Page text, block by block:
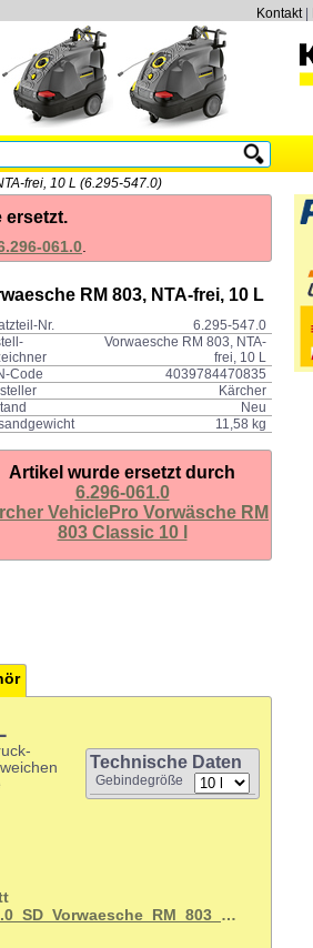
Kontakt|
frei, 10 L (6.295-547.0)
ersetzt.
061.0.
RM 803, NTA-frei, 10 L
Nr.
6.295-547.0
Vorwaesche RM 803, NTA-
frei, 10 L
Code
4039784470835
Kärcher
Neu
11,58 kg
Artikel wurde ersetzt durch
6.296-061.0
VehiclePro Vorwäsche RM
803 Classic 10 l
Technische Daten
Gebindegröße
SBR24.de_6.295-547.0_SD_Vorwaesche_RM_803_NTA-frei_10_L.pdf